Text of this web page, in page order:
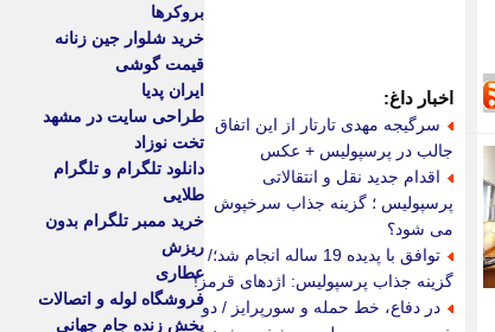
اخبار داغ:
سرگیجه مهدی تارتار از این اتفاق
جالب در پرسپولیس + عکس
اقدام جدید نقل و انتقالاتی
پرسپولیس ؛ گزینه جذاب سرخپوش
می شود؟
توافق با پدیده 19 ساله انجام شد؛/
گزینه جذاب پرسپولیس: اژدهای قرمز!
در دفاع، خط حمله و سورپرایز / دو
بروکرها
خرید شلوار جین زنانه
قیمت گوشی
ایران پدیا
طراحی سایت در مشهد
تخت نوزاد
دانلود تلگرام و تلگرام
طلایی
خرید ممبر تلگرام بدون
ریزش
عطاری
فروشگاه لوله و اتصالات
پخش زنده جام جهانی